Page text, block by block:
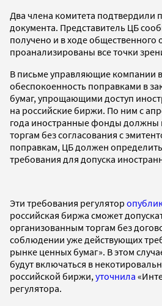
Два члена комитета подтвердили
документа. Представитель ЦБ
получено и в ходе общественного
проанализированы все точки
В письме управляющие компании
обеспокоенность поправками в
бумаг, упрощающими доступ
на российские биржи. По ним с
года иностранные фонды должны
торгам без согласования с
поправкам, ЦБ должен
требования для допуска
Эти требования регулятор
российская биржа сможет
организованным торгам без
соблюдении уже действующих
рынке ценных бумаг». В этом
будут включаться в
российской биржи, уточнила
регулятора.